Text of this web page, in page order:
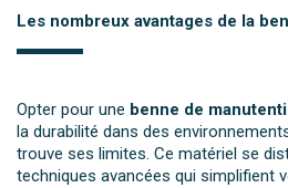
Les nombreux avantages de la
Opter pour une benne de
la durabilité dans des
trouve ses limites. Ce matériel se
techniques avancées qui simplifient